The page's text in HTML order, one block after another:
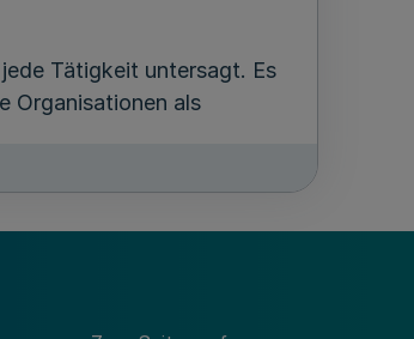
Tätigkeit untersagt. Es
Organisationen als